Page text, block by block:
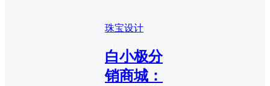
珠宝设计
白小极分
销商城：